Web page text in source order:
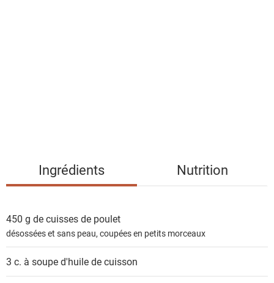
i
e
n
Ingrédients Nutrition
450 g decuisses de poulet
désossées et sans peau, coupées en petits morceaux
3 c. à souped'huile de cuisson